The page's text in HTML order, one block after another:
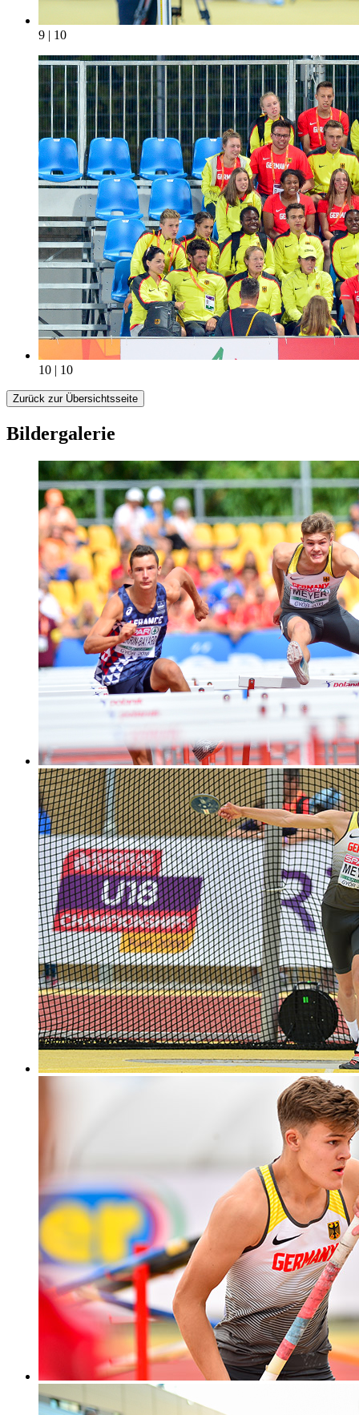
9 | 10
10 | 10
Zurück zur Übersichtsseite
Bildergalerie